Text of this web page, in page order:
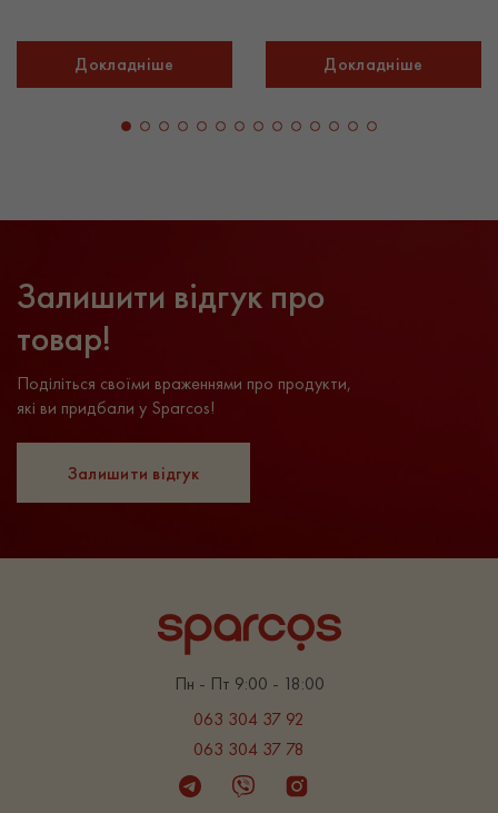
Докладніше Докладніше
Залишити відгук про
товар!
Поділіться своїми враженнями про продукти,
які ви придбали у Sparcos!
Залишити відгук
Пн - Пт 9:00 - 18:00
063 304 37 92
063 304 37 78
TelegramViber Instagram